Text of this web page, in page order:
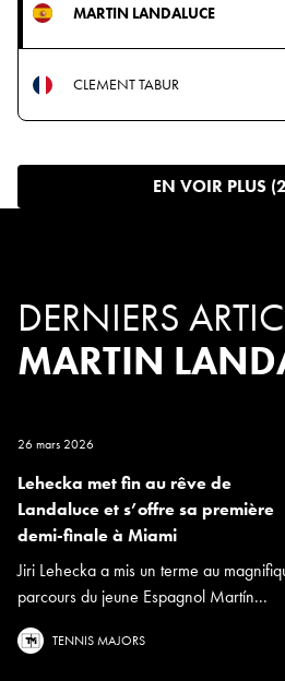
MARTIN LANDALUCE
CLEMENT TABUR
EN VOIR PLUS
DERNIERS
MARTIN
26 mars 2026
Lehecka met fin au rêve de
Landaluce et s’offre sa première
demi-finale à Miami
Jiri Lehecka a mis un terme au
parcours du jeune Espagnol Martín...
TENNIS MAJORS